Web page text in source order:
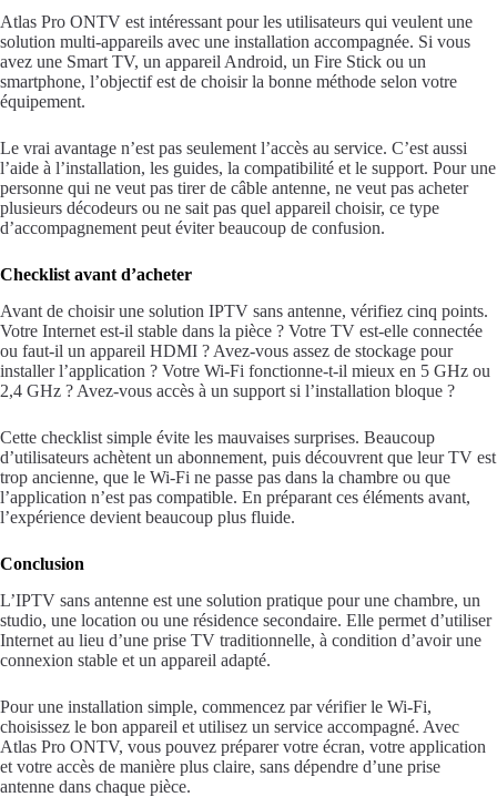
Atlas Pro ONTV est intéressant pour les utilisateurs qui veulent une
solution multi-appareils avec une installation accompagnée. Si vous
avez une Smart TV, un appareil Android, un Fire Stick ou un
smartphone, l’objectif est de choisir la bonne méthode selon votre
équipement.
Le vrai avantage n’est pas seulement l’accès au service. C’est aussi
l’aide à l’installation, les guides, la compatibilité et le support. Pour une
personne qui ne veut pas tirer de câble antenne, ne veut pas acheter
plusieurs décodeurs ou ne sait pas quel appareil choisir, ce type
d’accompagnement peut éviter beaucoup de confusion.
Checklist avant d’acheter
Avant de choisir une solution IPTV sans antenne, vérifiez cinq points.
Votre Internet est-il stable dans la pièce ? Votre TV est-elle connectée
ou faut-il un appareil HDMI ? Avez-vous assez de stockage pour
installer l’application ? Votre Wi-Fi fonctionne-t-il mieux en 5 GHz ou
2,4 GHz ? Avez-vous accès à un support si l’installation bloque ?
Cette checklist simple évite les mauvaises surprises. Beaucoup
d’utilisateurs achètent un abonnement, puis découvrent que leur TV est
trop ancienne, que le Wi-Fi ne passe pas dans la chambre ou que
l’application n’est pas compatible. En préparant ces éléments avant,
l’expérience devient beaucoup plus fluide.
Conclusion
L’IPTV sans antenne est une solution pratique pour une chambre, un
studio, une location ou une résidence secondaire. Elle permet d’utiliser
Internet au lieu d’une prise TV traditionnelle, à condition d’avoir une
connexion stable et un appareil adapté.
Pour une installation simple, commencez par vérifier le Wi-Fi,
choisissez le bon appareil et utilisez un service accompagné. Avec
Atlas Pro ONTV, vous pouvez préparer votre écran, votre application
et votre accès de manière plus claire, sans dépendre d’une prise
antenne dans chaque pièce.